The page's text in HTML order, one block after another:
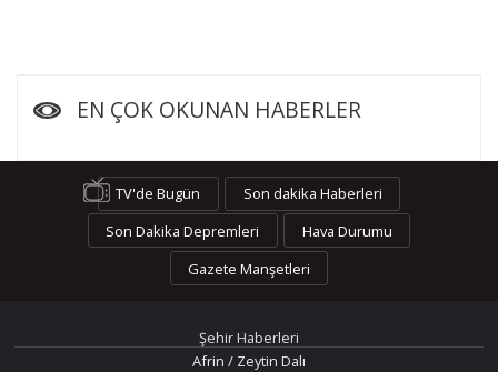
EN ÇOK OKUNAN HABERLER
TV'de Bugün
Son dakika Haberleri
Son Dakika Depremleri
Hava Durumu
Gazete Manşetleri
Şehir Haberleri
Afrin / Zeytin Dalı